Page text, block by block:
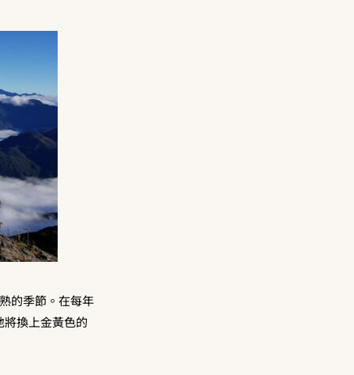
的季節。在每年
換上金黃色的